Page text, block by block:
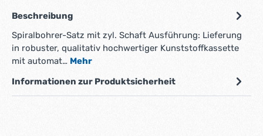
Beschreibung
Spiralbohrer-Satz mit zyl. Schaft Ausführung: Lieferung
in robuster, qualitativ hochwertiger Kunststoffkassette
mit automat… Mehr
Informationen zur Produktsicherheit